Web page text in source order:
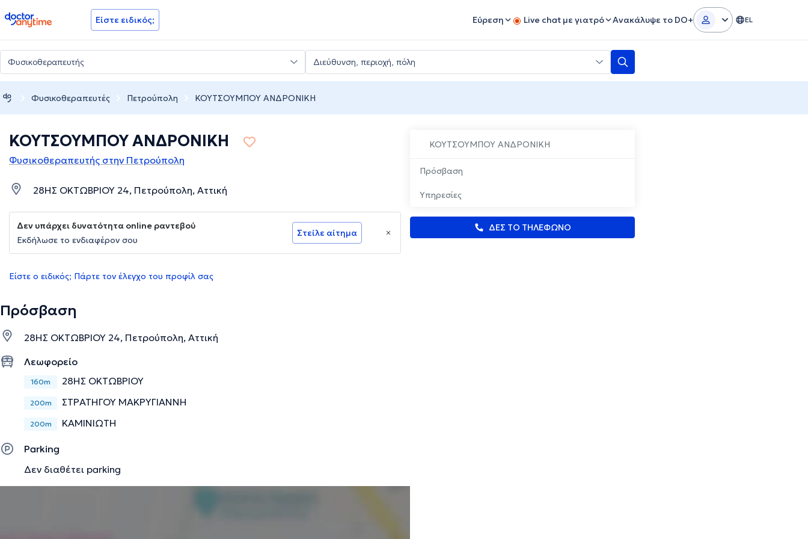
doctoranytime Είστε ειδικός; Εύρεση Live chat με γιατρό Ανακάλυψε το DO+ EL
Φυσικοθεραπευτές Πετρούπολη ΚΟΥΤΣΟΥΜΠΟΥ ΑΝΔΡΟΝΙΚΗ
ΚΟΥΤΣΟΥΜΠΟΥ ΑΝΔΡΟΝΙΚΗ
Πρόσβαση
Υπηρεσίες
ΔΕΣ ΤΟ ΤΗΛΕΦΩΝΟ
ΚΟΥΤΣΟΥΜΠΟΥ ΑΝΔΡΟΝΙΚΗ
Φυσικοθεραπευτής στην Πετρούπολη
28ΗΣ ΟΚΤΩΒΡΙΟΥ 24, Πετρούπολη, Αττική
Δεν υπάρχει δυνατότητα online ραντεβού
Εκδήλωσε το ενδιαφέρον σου
Στείλε αίτημα
Είστε ο ειδικός; Πάρτε τον έλεγχο του προφίλ σας
Πρόσβαση
28ΗΣ ΟΚΤΩΒΡΙΟΥ 24, Πετρούπολη, Αττική
Λεωφορείο
160m 28ΗΣ ΟΚΤΩΒΡΙΟΥ
200m ΣΤΡΑΤΗΓΟΥ ΜΑΚΡΥΓΙΑΝΝΗ
200m ΚΑΜΙΝΙΩΤΗ
Parking
Δεν διαθέτει parking